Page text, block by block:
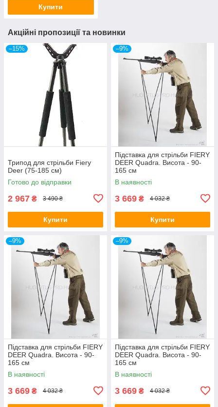
Купити
Акційні пропозиції та новинки
–15%
Трипод для стрільби Fiery
Deer (75-185 см)
Готово до відправки
2 967 ₴ 3 490 ₴
Купити
–9%
Підставка для стрільби FIERY
DEER Quadra. Висота - 90-
165 см
В наявності
3 669 ₴ 4 032 ₴
Купити
–9%
Підставка для стрільби FIERY
DEER Quadra. Висота - 90-
165 см
В наявності
3 669 ₴ 4 032 ₴
–9%
Підставка для стрільби FIERY
DEER Quadra. Висота - 90-
165 см
В наявності
3 669 ₴ 4 032 ₴